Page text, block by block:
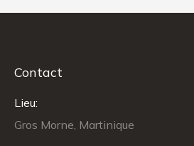
Contact
Lieu:
Gros Morne, Martinique